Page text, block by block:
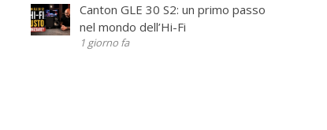
Canton GLE 30 S2: un primo passo
nel mondo dell’Hi-Fi
1 giorno fa